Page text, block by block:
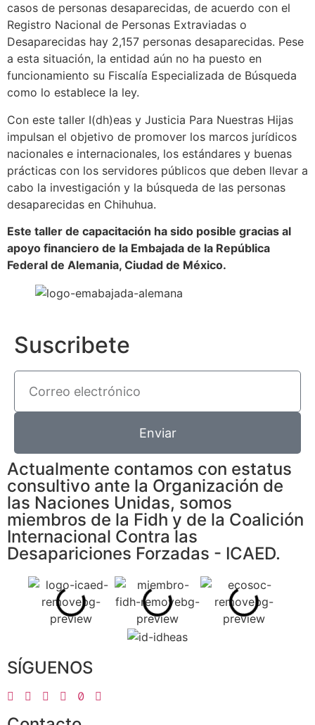
casos de personas desaparecidas, de acuerdo con el
Registro Nacional de Personas Extraviadas o
Desaparecidas hay 2,157 personas desaparecidas. Pese
a esta situación, la entidad aún no ha puesto en
funcionamiento su Fiscalía Especializada de Búsqueda
como lo establece la ley.
Con este taller I(dh)eas y Justicia Para Nuestras Hijas
impulsan el objetivo de promover los marcos jurídicos
nacionales e internacionales, los estándares y buenas
prácticas con los servidores públicos que deben llevar a
cabo la investigación y la búsqueda de las personas
desaparecidas en Chihuhua.
Este taller de capacitación ha sido posible gracias al
apoyo financiero de la Embajada de la República
Federal de Alemania, Ciudad de México.
Suscribete
Enviar
Actualmente contamos con estatus
consultivo ante la Organización de
las Naciones Unidas, somos
miembros de la Fidh y de la Coalición
Internacional Contra las
Desapariciones Forzadas - ICAED.
SÍGUENOS